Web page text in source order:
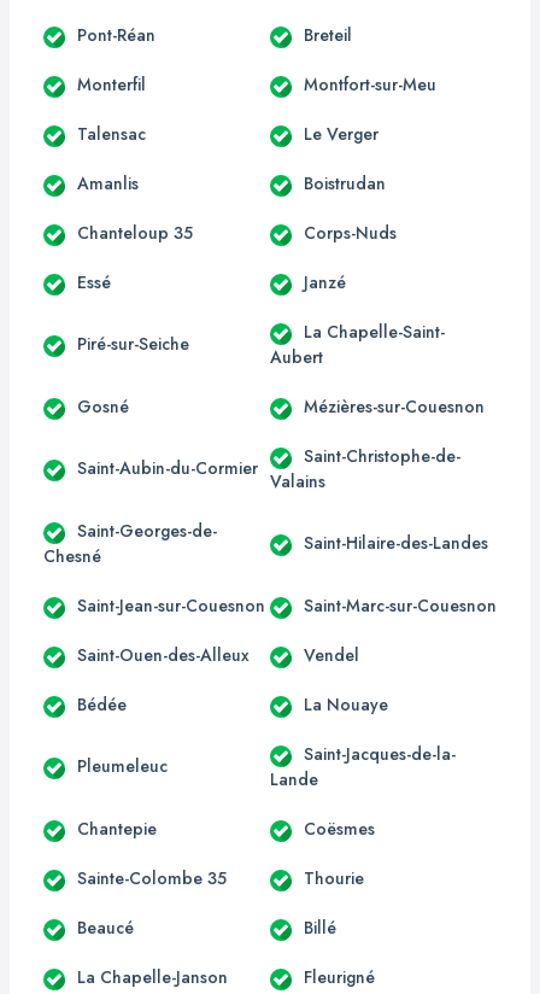
Pont-Réan Breteil
Monterfil Montfort-sur-Meu
Talensac Le Verger
Amanlis Boistrudan
Chanteloup 35 Corps-Nuds
Essé Janzé
Piré-sur-Seiche
La Chapelle-Saint-
Aubert
Gosné Mézières-sur-Couesnon
Saint-Aubin-du-Cormier
Saint-Christophe-de-
Valains
Saint-Georges-de-
Chesné
Saint-Hilaire-des-Landes
Saint-Jean-sur-Couesnon Saint-Marc-sur-Couesnon
Saint-Ouen-des-Alleux Vendel
Bédée La Nouaye
Pleumeleuc
Saint-Jacques-de-la-
Lande
Chantepie Coësmes
Sainte-Colombe 35 Thourie
Beaucé Billé
La Chapelle-Janson Fleurigné